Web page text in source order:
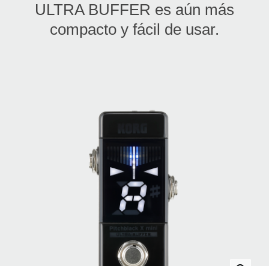
ULTRA BUFFER es aún más
compacto y fácil de usar.